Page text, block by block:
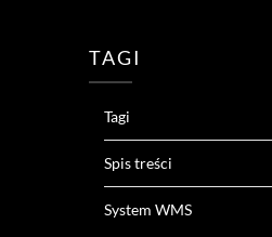
TAGI
Tagi
Spis treści
System WMS